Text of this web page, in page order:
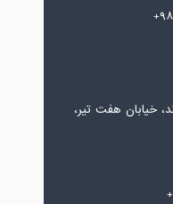
خیابان هفت تیر،